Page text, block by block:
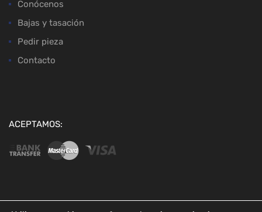
Conócenos
Bajas y tasación
Pedir pieza
Contacto
ACEPTAMOS: